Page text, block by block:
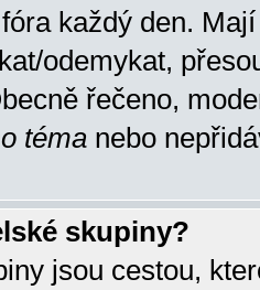
každý den.
odemykat,
řečeno,
téma nebo
skupiny?
jsou cestou,